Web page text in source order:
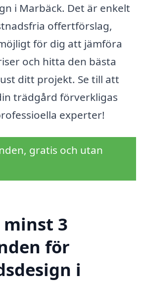
i Marbäck. Det är enkelt
offertförslag,
för dig att jämföra
och hitta den bästa
ditt projekt. Se till att
trädgård förverkligas
experter!
gratis och utan
3
för
i